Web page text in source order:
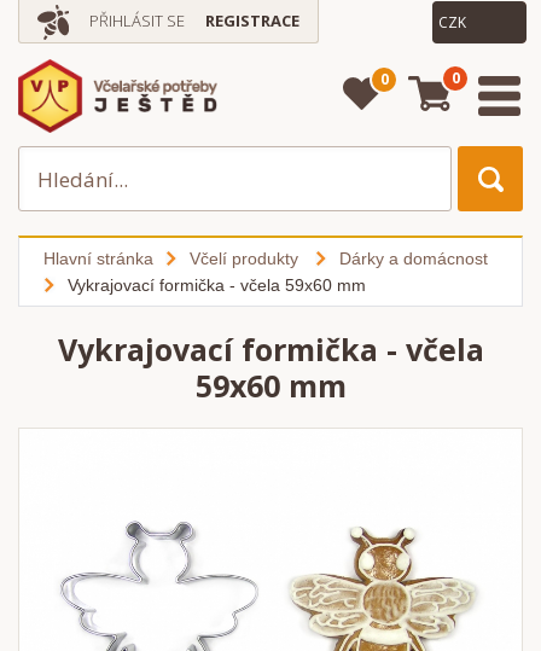
PŘIHLÁSIT SE REGISTRACE
0 0
Hlavní stránka Včelí produkty
Dárky a domácnost
Vykrajovací formička - včela 59x60 mm
Vykrajovací formička - včela
59x60 mm